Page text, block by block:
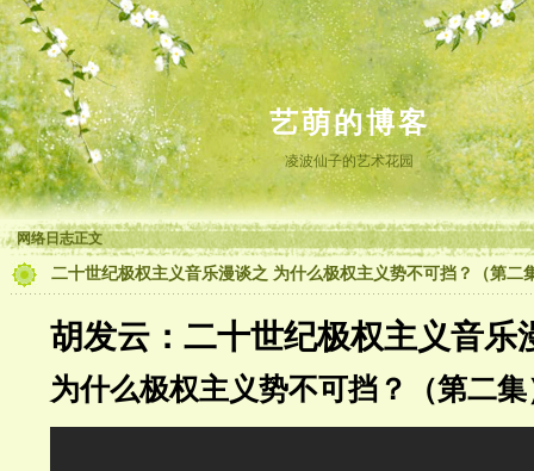
艺萌的博客
凌波仙子的艺术花园
网络日志正文
二十世纪极权主义音乐漫谈之 为什么极权主义势不可挡？（第二
胡发云：二十世纪极权主义音乐
为什么极权主义势不可挡？（第二集